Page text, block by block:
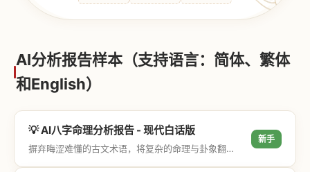
AI分析报告样本（支持语言：简体、繁体
和English）
💡 AI八字命理分析报告 - 现代白话版
摒弃晦涩难懂的古文术语，将复杂的命理与卦象翻译成通俗易懂的现代大白话，直击结果与生活建议，零门槛轻松阅读。
新手